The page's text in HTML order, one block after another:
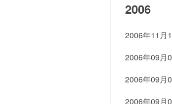
2006
2006年11月
2006年09月
2006年09月
2006年09月